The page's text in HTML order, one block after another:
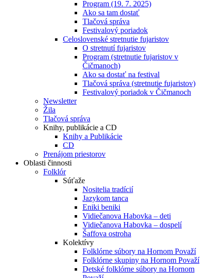
Program (19. 7. 2025)
Ako sa tam dostať
Tlačová správa
Festivalový poriadok
Celoslovenské stretnutie fujaristov
O stretnutí fujaristov
Program (stretnutie fujaristov v
Čičmanoch)
Ako sa dostať na festival
Tlačová správa (stretnutie fujaristov)
Festivalový poriadok v Čičmanoch
Newsletter
Žila
Tlačová správa
Knihy, publikácie a CD
Knihy a Publikácie
CD
Prenájom priestorov
Oblasti činnosti
Folklór
Súťaže
Nositelia tradícií
Jazykom tanca
Eniki beniki
Vidiečanova Habovka – deti
Vidiečanova Habovka – dospelí
Šaffova ostroha
Kolektívy
Folklórne súbory na Hornom Považí
Folklórne skupiny na Hornom Považí
Detské folklórne súbory na Hornom